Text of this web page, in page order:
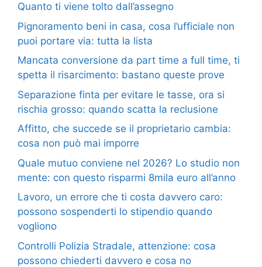
Quanto ti viene tolto dall’assegno
Pignoramento beni in casa, cosa l’ufficiale non
puoi portare via: tutta la lista
Mancata conversione da part time a full time, ti
spetta il risarcimento: bastano queste prove
Separazione finta per evitare le tasse, ora si
rischia grosso: quando scatta la reclusione
Affitto, che succede se il proprietario cambia:
cosa non può mai imporre
Quale mutuo conviene nel 2026? Lo studio non
mente: con questo risparmi 8mila euro all’anno
Lavoro, un errore che ti costa davvero caro:
possono sospenderti lo stipendio quando
vogliono
Controlli Polizia Stradale, attenzione: cosa
possono chiederti davvero e cosa no